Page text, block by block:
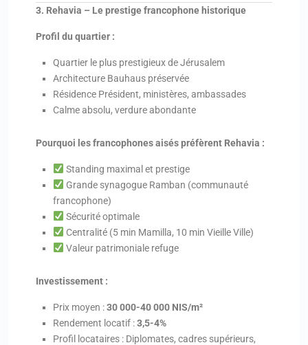
3. Rehavia – Le prestige francophone historique
Profil du quartier :
Quartier le plus prestigieux de Jérusalem
Architecture Bauhaus préservée
Résidence Président, ministères, ambassades
Calme absolu, verdure abondante
Pourquoi les francophones aisés préfèrent Rehavia :
Standing maximal et prestige
Grande synagogue Ramban (communauté
francophone)
Sécurité optimale
Centralité (5 min Mamilla, 10 min Vieille Ville)
Valeur patrimoniale refuge
Investissement :
Prix moyen :30 000-40 000 NIS/m²
Rendement locatif :3,5-4%
Profil locataires : Diplomates, cadres supérieurs,